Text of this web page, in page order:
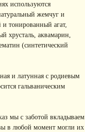
используются
жемчуг и
тонированный агат,
хрусталь, аквамарин,
(синтетический
и латунная с родиевым
гальваническим
мы с заботой вкладываем
в любой момент могли их